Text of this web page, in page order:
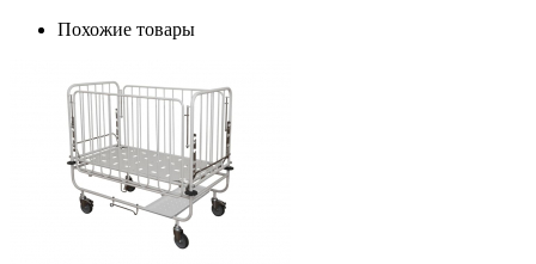
Похожие товары